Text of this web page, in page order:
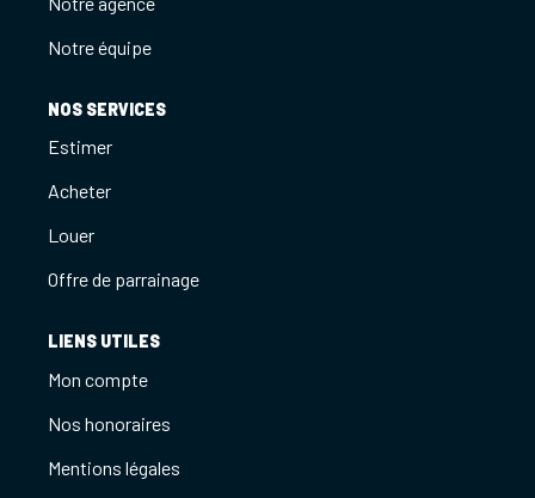
Notre équipe
NOS SERVICES
Estimer
Acheter
Louer
Offre de parrainage
LIENS UTILES
Mon compte
Nos honoraires
Mentions légales